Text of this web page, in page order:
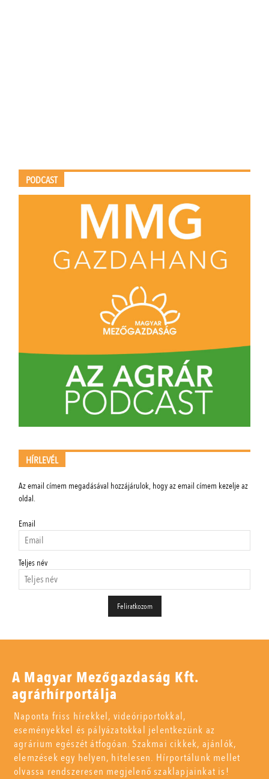
PODCAST
HÍRLEVÉL
Az email címem megadásával hozzájárulok, hogy az email címem kezelje az
oldal.
Email
Teljes név
A Magyar Mezőgazdaság Kft.
agrárhírportálja
Naponta friss hírekkel, videóriportokkal,
eseményekkel és pályázatokkal jelentkezünk az
agrárium egészét átfogóan. Szakmai cikkek, ajánlók,
elemzések egy helyen, hitelesen. Hírportálunk mellet
olvassa rendszeresen megjelenő szaklapjainkat is!